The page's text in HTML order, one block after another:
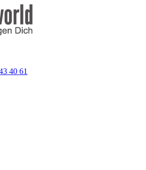
40 61